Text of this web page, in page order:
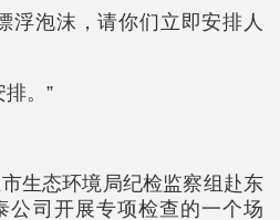
浮泡沫，请你们立即安排人
。”
生态环境局纪检监察组赴东
公司开展专项检查的一个场